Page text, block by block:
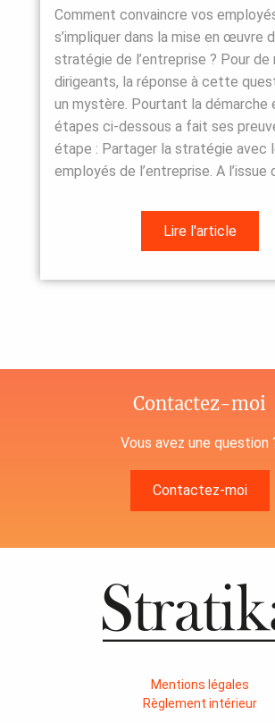
Comment convaincre vos
s’impliquer dans la mise en œuvre
stratégie de l’entreprise ? Pour de
dirigeants, la réponse à cette
un mystère. Pourtant la démarche
étapes ci-dessous a fait ses
étape : Partager la stratégie avec
employés de l’entreprise. A
Lire l'article
Contactez-moi
Vous avez une question
Contactez-moi
Mentions légales
Règlement intérieur